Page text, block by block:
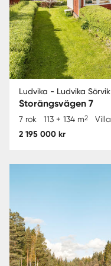
Ludvika - Ludvika Sörvik
Storängsvägen 7
7 rok 113 + 134 m2 Villa
2 195 000 kr